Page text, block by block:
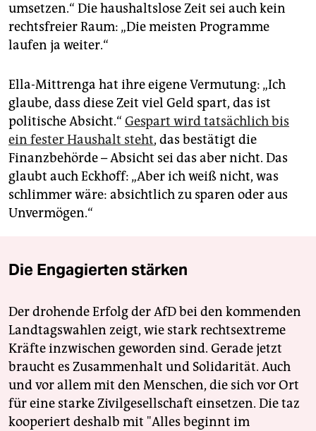
umsetzen.“ Die haushaltslose Zeit sei auch kein
rechtsfreier Raum: „Die meisten Programme
laufen ja weiter.“
Ella-Mittrenga hat ihre eigene Vermutung: „Ich
glaube, dass diese Zeit viel Geld spart, das ist
politische Absicht.“ Gespart wird tatsächlich bis
ein fester Haushalt steht, das bestätigt die
Finanzbehörde – Absicht sei das aber nicht. Das
glaubt auch Eckhoff: „Aber ich weiß nicht, was
schlimmer wäre: absichtlich zu sparen oder aus
Unvermögen.“
Die Engagierten stärken
Der drohende Erfolg der AfD bei den kommenden
Landtagswahlen zeigt, wie stark rechtsextreme
Kräfte inzwischen geworden sind. Gerade jetzt
braucht es Zusammenhalt und Solidarität. Auch
und vor allem mit den Menschen, die sich vor Ort
für eine starke Zivilgesellschaft einsetzen. Die taz
kooperiert deshalb mit "Alles beginnt im